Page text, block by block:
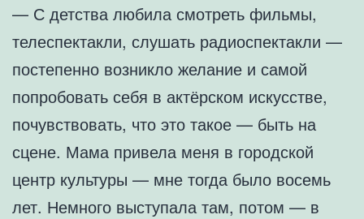
— С детства любила смотреть фильмы,
телеспектакли, слушать радиоспектакли —
постепенно возникло желание и самой
попробовать себя в актёрском искусстве,
почувствовать, что это такое — быть на
сцене. Мама привела меня в городской
центр культуры — мне тогда было восемь
лет. Немного выступала там, потом — в